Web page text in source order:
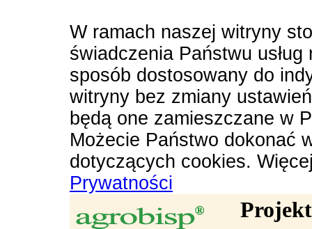
W ramach naszej witryny
świadczenia Państwu
sposób dostosowany do
witryny bez zmiany
będą one zamieszczane w
Możecie Państwo dokonać
dotyczących cookies.
Prywatności